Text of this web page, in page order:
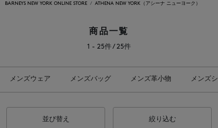
BARNEYS NEW YORK ONLINE STORE ATHENA NEW YORK（アシーナ ニューヨーク）
商品一覧
1 - 25件 / 25件
メンズウェア メンズバッグ メンズ革小物 メンズ
並び替え 絞り込む